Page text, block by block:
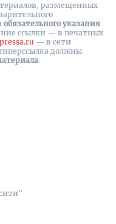
размещенных
обязательного указания
ссылки — в печатных
— в сети
должны
.